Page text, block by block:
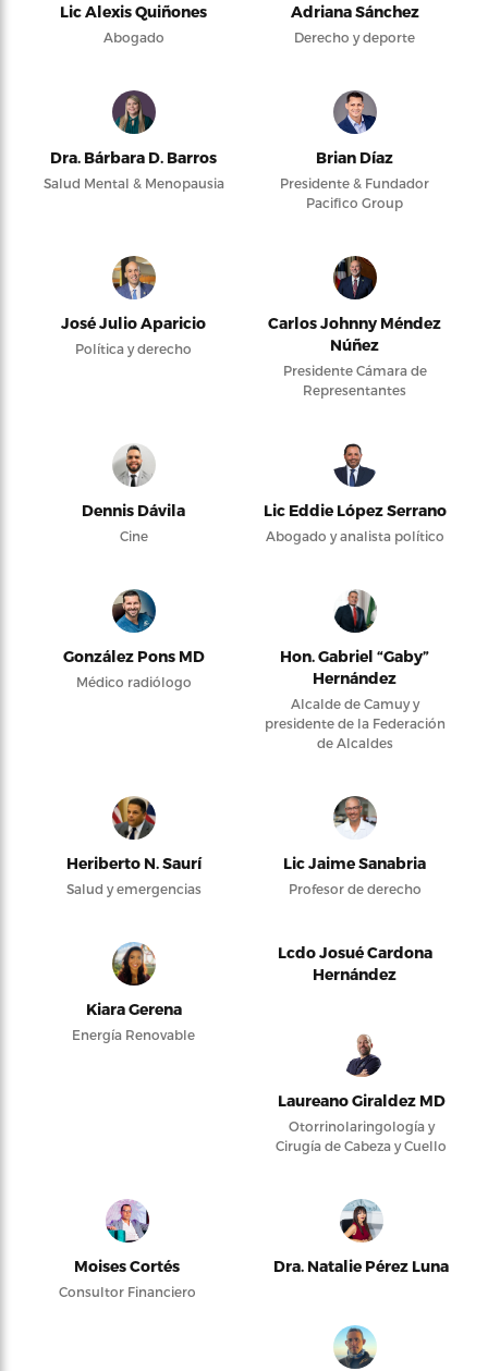
Lic Alexis Quiñones
Abogado
Adriana Sánchez
Derecho y deporte
Dra. Bárbara D. Barros
Salud Mental & Menopausia
Brian Díaz
Presidente & Fundador
Pacifico Group
José Julio Aparicio
Política y derecho
Carlos Johnny Méndez
Núñez
Presidente Cámara de
Representantes
Dennis Dávila
Cine
Lic Eddie López Serrano
Abogado y analista político
González Pons MD
Médico radiólogo
Hon. Gabriel “Gaby”
Hernández
Alcalde de Camuy y
presidente de la Federación
de Alcaldes
Heriberto N. Saurí
Salud y emergencias
Lic Jaime Sanabria
Profesor de derecho
Kiara Gerena
Energía Renovable
Lcdo Josué Cardona
Hernández
Laureano Giraldez MD
Otorrinolaringología y
Cirugía de Cabeza y Cuello
Moises Cortés
Consultor Financiero
Dra. Natalie Pérez Luna